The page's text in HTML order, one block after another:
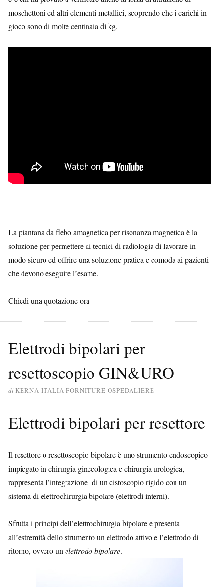
moschettoni ed altri elementi metallici, scoprendo che i carichi in
gioco sono di molte centinaia di kg.
La piantana da flebo amagnetica per risonanza magnetica è la
soluzione per permettere ai tecnici di radiologia di lavorare in
modo sicuro ed offrire una soluzione pratica e comoda ai pazienti
che devono eseguire l’esame.
Chiedi una quotazione ora
Elettrodi bipolari per
resettoscopio GIN&URO
di KERNA ITALIA FORNITURE OSPEDALIERE
Elettrodi bipolari per resettore
Il resettore o resettoscopio bipolare è uno strumento endoscopico
impiegato in chirurgia ginecologica e chirurgia urologica,
rappresenta l’integrazione di un cistoscopio rigido con un
sistema di elettrochirurgia bipolare (elettrodi interni).
Sfrutta i principi dell’elettrochirurgia bipolare e presenta
all’estremità dello strumento un elettrodo attivo e l’elettrodo di
ritorno, ovvero un elettrodo bipolare.